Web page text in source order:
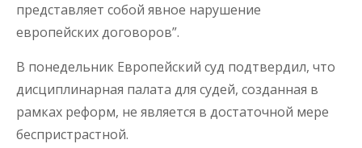
представляет собой явное нарушение
европейских договоров”.
В понедельник Европейский суд подтвердил, что
дисциплинарная палата для судей, созданная в
рамках реформ, не является в достаточной мере
беспристрастной.